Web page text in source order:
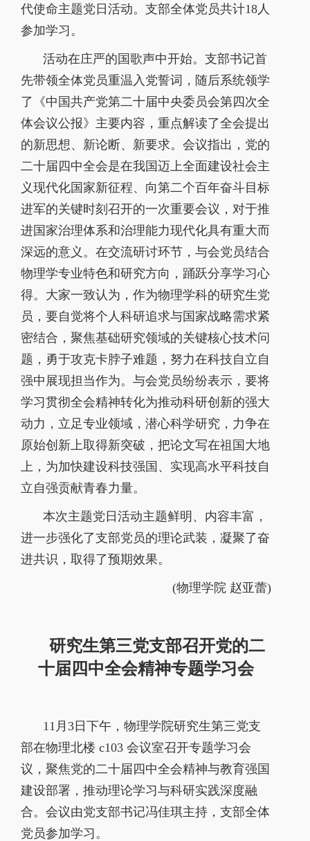
代使命主题党日活动。支部全体党员共计18 人
参加学习。
活动在庄严的国歌声中开始。支部书记首
先带领全体党员重温入党誓词，随后系统领学
了《中国共产党第二十届中央委员会第四次全
体会议公报》主要内容，重点解读了全会提出
的新思想、新论断、新要求。会议指出，党的
二十届四中全会是在我国迈上全面建设社会主
义现代化国家新征程、向第二个百年奋斗目标
进军的关键时刻召开的一次重要会议，对于推
进国家治理体系和治理能力现代化具有重大而
深远的意义。在交流研讨环节，与会党员结合
物理学专业特色和研究方向，踊跃分享学习心
得。大家一致认为，作为物理学科的研究生党
员，要自觉将个人科研追求与国家战略需求紧
密结合，聚焦基础研究领域的关键核心技术问
题，勇于攻克卡脖子难题，努力在科技自立自
强中展现担当作为。与会党员纷纷表示，要将
学习贯彻全会精神转化为推动科研创新的强大
动力，立足专业领域，潜心科学研究，力争在
原始创新上取得新突破，把论文写在祖国大地
上，为加快建设科技强国、实现高水平科技自
立自强贡献青春力量。
本次主题党日活动主题鲜明、内容丰富，
进一步强化了支部党员的理论武装，凝聚了奋
进共识，取得了预期效果。
(物理学院 赵亚蕾)
研究生第三党支部召开党的二
十届四中全会精神专题学习会
11 月3日下午，物理学院研究生第三党支
部在物理北楼 c103会议室召开专题学习会
议，聚焦党的二十届四中全会精神与教育强国
建设部署，推动理论学习与科研实践深度融
合。会议由党支部书记冯佳琪主持，支部全体
党员参加学习。